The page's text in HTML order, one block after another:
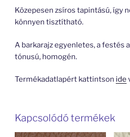
Közepesen zsíros tapintású, így
könnyen tisztítható.
A barkarajz egyenletes, a festés
tónusú, homogén.
Termékadatlapért kattintson ide
Kapcsolódó termékek